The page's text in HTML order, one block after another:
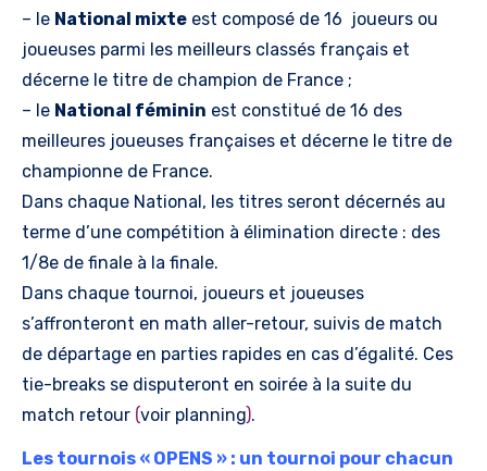
– le National mixte est composé de 16 joueurs ou
joueuses parmi les meilleurs classés français et
décerne le titre de champion de France ;
– le National féminin est constitué de 16 des
meilleures joueuses françaises et décerne le titre de
championne de France.
Dans chaque National, les titres seront décernés au
terme d’une compétition à élimination directe : des
1/8e de finale à la finale.
Dans chaque tournoi, joueurs et joueuses
s’affronteront en math aller-retour, suivis de match
de départage en parties rapides en cas d’égalité. Ces
tie-breaks se disputeront en soirée à la suite du
match retour (voir planning).
Les tournois « OPENS » : un tournoi pour chacun